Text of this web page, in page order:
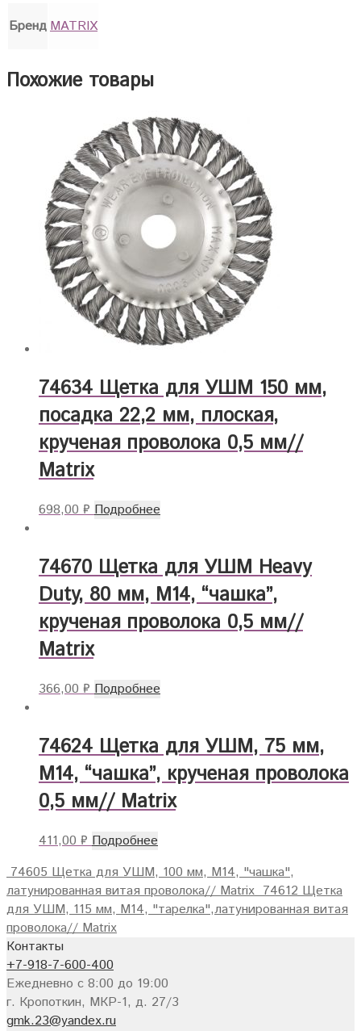
БрендMATRIX
Похожие товары
74634 Щетка для УШМ 150 мм,
посадка 22,2 мм, плоская,
крученая проволока 0,5 мм//
Matrix
698,00₽ Подробнее
74670 Щетка для УШМ Heavy
Duty, 80 мм, М14, “чашка”,
крученая проволока 0,5 мм//
Matrix
366,00₽ Подробнее
74624 Щетка для УШМ, 75 мм,
М14, “чашка”, крученая проволока
0,5 мм// Matrix
411,00₽ Подробнее
74605 Щетка для УШМ, 100 мм, М14, "чашка",
латунированная витая проволока// Matrix 74612 Щетка
для УШМ, 115 мм, М14, "тарелка",латунированная витая
проволока// Matrix
Контакты
+7-918-7-600-400
Ежедневно с 8:00 до 19:00
г. Кропоткин, МКР-1, д. 27/3
gmk.23@yandex.ru